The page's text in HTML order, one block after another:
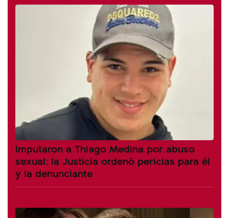
Imputaron a Thiago Medina por abuso
sexual: la Justicia ordenó pericias para él
y la denunciante